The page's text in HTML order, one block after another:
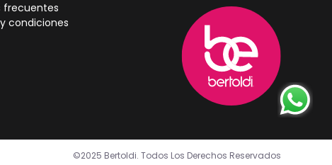
frecuentes
condiciones
©2025 Bertoldi. Todos Los Derechos Reservados